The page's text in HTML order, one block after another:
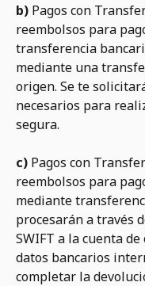
b) Pagos con
reembolsos para
transferencia
mediante una
origen. Se te
necesarios para
segura.
c) Pagos con
reembolsos para
mediante
procesarán a través
SWIFT a la cuenta
datos bancarios
completar la